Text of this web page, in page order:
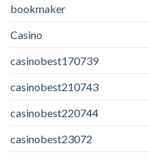
bookmaker
Casino
casinobest170739
casinobest210743
casinobest220744
casinobest23072